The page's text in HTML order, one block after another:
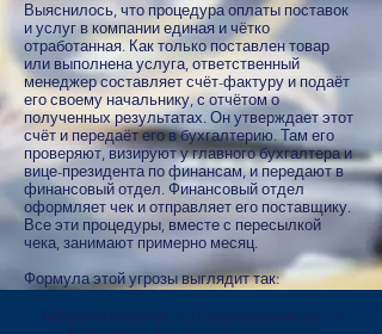
Выяснилось, что процедура оплаты поставок
и услуг в компании единая и чётко
отработанная. Как только поставлен товар
или выполнена услуга, ответственный
менеджер составляет счёт-фактуру и подаёт
его своему начальнику, с отчётом о
полученных результатах. Он утверждает этот
счёт и передаёт его в бухгалтерию. Там его
проверяют, визируют у главного бухгалтера и
вице-президента по финансам, и передают в
финансовый отдел. Финансовый отдел
оформляет чек и отправляет его поставщику.
Все эти процедуры, вместе с пересылкой
чека, занимают примерно месяц.
Формула этой угрозы выглядит так:
Задержка оплаты = ∑[ обоснованность↑ х